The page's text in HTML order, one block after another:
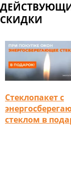
СКИДКИ
Стеклопакет с
стеклом в